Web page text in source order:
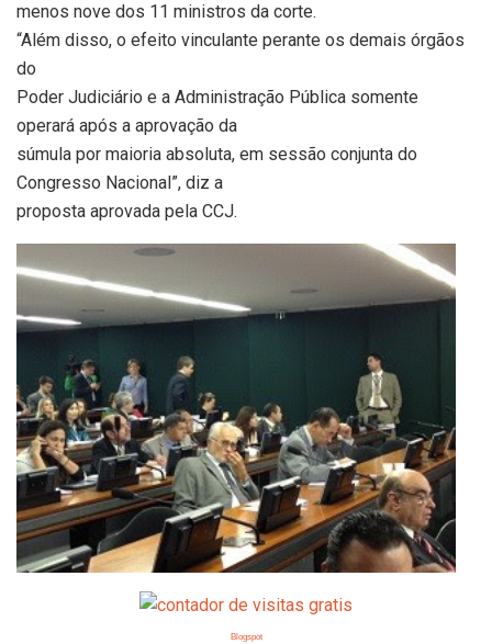
menos nove dos 11 ministros da corte.
“Além disso, o efeito vinculante perante os demais órgãos
do
Poder Judiciário e a Administração Pública somente
operará após a aprovação da
súmula por maioria absoluta, em sessão conjunta do
Congresso Nacional”, diz a
proposta aprovada pela CCJ.
Blogspot